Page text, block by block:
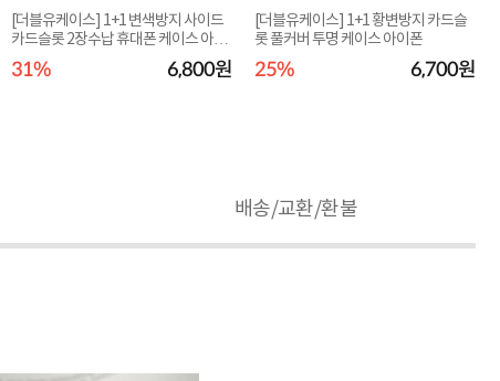
[더블유케이스] 1+1 변색방지 사이드
카드슬롯 2장수납 휴대폰 케이스 아이
폰
31% 6,800원
[더블유케이스] 1+1 황변방지 카드슬
롯 풀커버 투명 케이스 아이폰
25% 6,700원
배송/교환/환불